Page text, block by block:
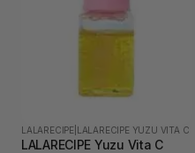
LALARECIPE LALARECIPE YUZU VITA C
LALARECIPE Yuzu Vita C